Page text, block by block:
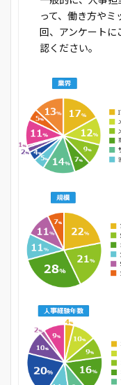
って、働き方や
回、アンケート
認ください。